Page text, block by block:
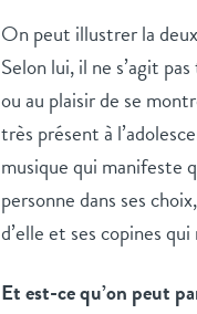
On peut illustrer la
Selon lui, il ne s’agit
ou au plaisir de se
très présent à
musique qui manifeste
personne dans ses
d’elle et ses copines
Et est-ce qu’on peut